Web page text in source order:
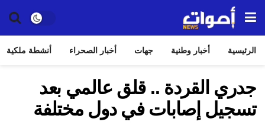
الرئيسية أخبار وطنية جهات أخبار الصحراء أنشطة ملكية
جدري القردة .. قلق عالمي بعد
تسجيل إصابات في دول مختلفة